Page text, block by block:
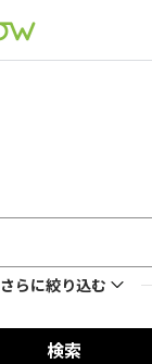
さらに絞り込む
検索